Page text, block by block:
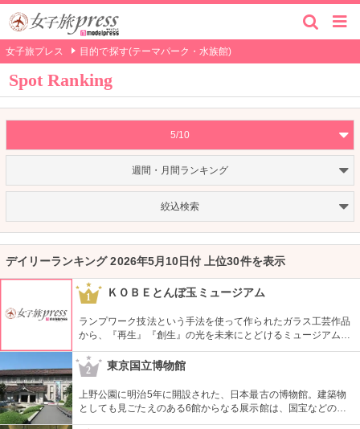
女子旅プレス 目的で探す(テーマパーク・水族館)
Spot Ranking
5/10
週間・月間ランキング
絞込検索
デイリーランキング 2026年5月10日付 上位30件を表示
1 ＫＯＢＥとんぼ玉ミュージアム
ランプワーク技法という手法を使って作られたガラス工芸作品
から、『再生』『創生』の光を未来にとどけるミュージアム
と。関係者だけでなくランプワークの魅力を一般の人にも知っ
てほしいという思いで、とんぼ玉製作体験は、だれでもオリジ
ナルのかわいいとんぼ玉が作れるとあって、家族連れのお客様
も多いそう。
2 東京国立博物館
上野公園に明治5年に開設された、日本最古の博物館。建築物
としても見ごたえのある6館からなる展示館は、国宝などの歴
史資料や日本やアジアの美術品など約11万点が所蔵されていま